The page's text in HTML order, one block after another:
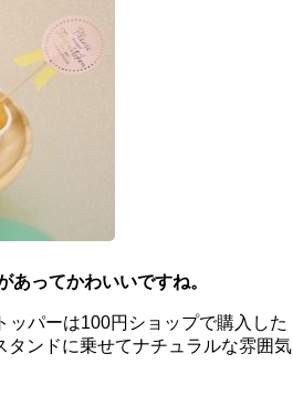
ってかわいいですね。
ッパーは100円ショップで購入した
タンドに乗せてナチュラルな雰囲気